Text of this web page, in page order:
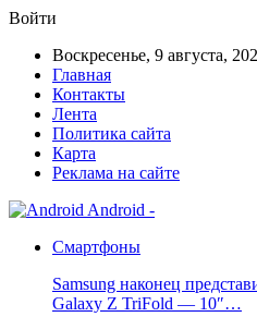
Войти
Воскресенье, 9 августа,
Главная
Контакты
Лента
Политика сайта
Карта
Реклама на сайте
Android -
Смартфоны
Samsung наконец
Galaxy Z TriFold — 10″…